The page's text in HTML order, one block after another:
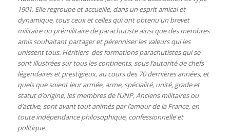
1901. Elle regroupe et accueille, dans un esprit amical et
dynamique, tous ceux et celles qui ont obtenu un brevet
militaire ou prémilitaire de parachutiste ainsi que des membres
amis souhaitant partager et pérenniser les valeurs qui les
unissent tous. Héritiers des formations parachutistes qui se
sont illustrées sur tous les continents, sous l’autorité de chefs
légendaires et prestigieux, au cours des 70 dernières années, et
quels que soient leur armée, arme, spécialité, unité, grade et
statut d’origine, les membres de l’UNP, Anciens militaires ou
d’active, sont avant tout animés par l’amour de la France, en
toute indépendance philosophique, confessionnelle et
politique.